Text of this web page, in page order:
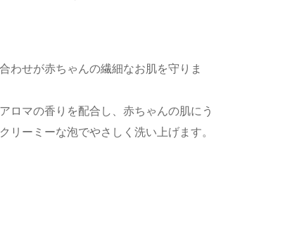
わせが赤ちゃんの繊細なお肌を守りま
ロマの香りを配合し、赤ちゃんの肌にう
リーミーな泡でやさしく洗い上げます。